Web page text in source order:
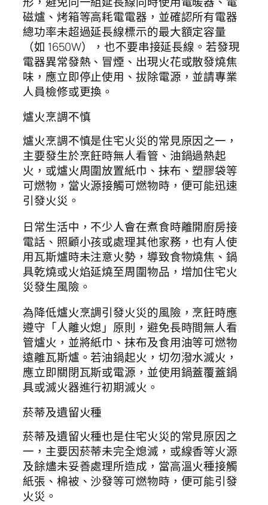
磁爐、烤箱等高耗電電器，並確認所有電器
總功率未超過延長線標示的最大額定容量
（如 1650W），也不要串接延長線。若發現
電器異常發熱、冒煙、出現火花或散發燒焦
味，應立即停止使用、拔除電源，並請專業
人員檢修或更換。
爐火烹調不慎
爐火烹調不慎是住宅火災的常見原因之一，
主要發生於烹飪時無人看管、油鍋過熱起
火，或爐火周圍放置紙巾、抹布、塑膠袋等
可燃物，當火源接觸可燃物時，便可能迅速
引發火災。
日常生活中，不少人會在煮食時離開廚房接
電話、照顧小孩或處理其他家務，也有人使
用瓦斯爐時未注意火勢，導致食物燒焦、鍋
具乾燒或火焰延燒至周圍物品，增加住宅火
災發生風險。
為降低爐火烹調引發火災的風險，烹飪時應
遵守「人離火熄」原則，避免長時間無人看
管爐火，並將紙巾、抹布及食用油等可燃物
遠離瓦斯爐。若油鍋起火，切勿潑水滅火，
應立即關閉瓦斯或電源，並使用鍋蓋覆蓋鍋
具或滅火器進行初期滅火。
菸蒂及遺留火種
菸蒂及遺留火種也是住宅火災的常見原因之
一，主要因菸蒂未完全熄滅，或線香等火源
及餘燼未妥善處理所造成，當高溫火種接觸
紙張、棉被、沙發等可燃物時，便可能引發
火災。